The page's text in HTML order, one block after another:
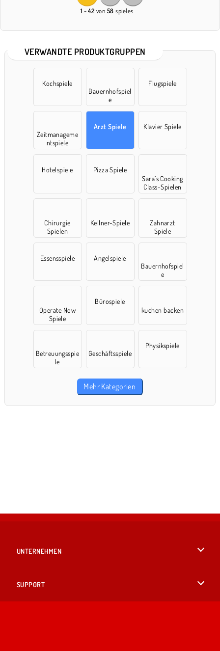
1 - 42 von 58 spieles
VERWANDTE PRODUKTGRUPPEN
Kochspiele
Bauernhofspiel
e
Flugspiele
Zeitmanageme
ntspiele
Arzt Spiele Klavier Spiele
Hotelspiele
Pizza Spiele
Sara’s Cooking
Class-Spielen
Chirurgie
Spielen
Kellner-Spiele
Zahnarzt
Spiele
Essensspiele
Angelspiele
Bauernhofspiel
e
Operate Now
Spiele
Bürospiele
kuchen backen
Betreuungsspie
le
Geschäftsspiele
Physikspiele
Mehr Kategorien
UNTERNEHMEN
SUPPORT